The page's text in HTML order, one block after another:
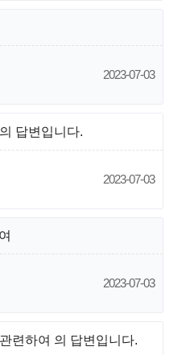
2023-07-03
답변입니다.
2023-07-03
2023-07-03
련하여 의 답변입니다.